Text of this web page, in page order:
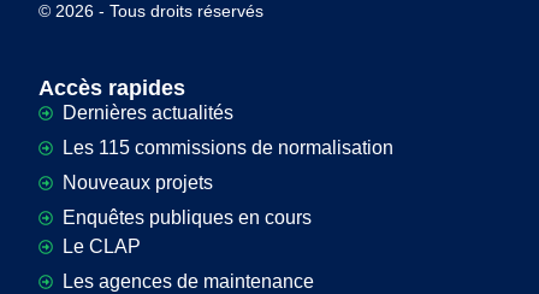
© 2026 - Tous droits réservés
Accès rapides
Dernières actualités
Les 115 commissions de normalisation
Nouveaux projets
Enquêtes publiques en cours
Le CLAP
Les agences de maintenance